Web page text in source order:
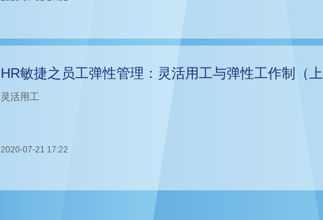
HR敏捷之员工弹性管理：灵活用工与弹性工作制（
灵活用工
2020-07-21 17:22